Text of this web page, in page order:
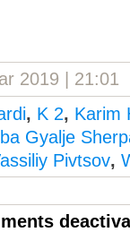
2019 | 21:01
, K 2, Karim
Gyalje
Pivtsov,